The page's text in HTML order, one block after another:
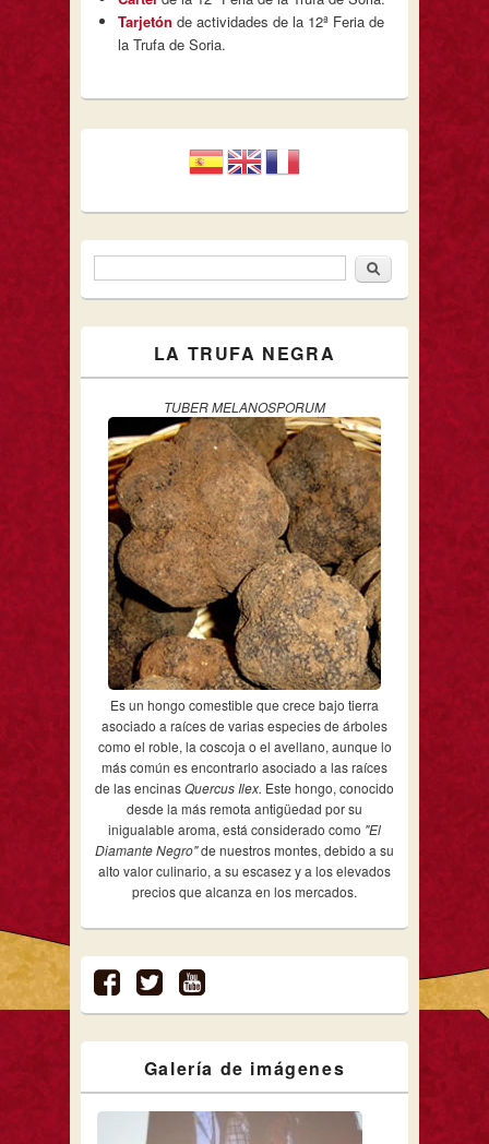
Tarjetón de actividades de la 12ª Feria de
la Trufa de Soria.
Formulario de búsquedaBuscar
LA TRUFA NEGRA
TUBER MELANOSPORUM
Es un hongo comestible que crece bajo tierra
asociado a raíces de varias especies de árboles
como el roble, la coscoja o el avellano, aunque lo
más común es encontrarlo asociado a las raíces
de las encinasQuercus Ilex. Este hongo, conocido
desde la más remota antigüedad por su
inigualable aroma, está considerado como "El
Diamante Negro"de nuestros montes, debido a su
alto valor culinario, a su escasez y a los elevados
precios que alcanza en los mercados.
Galería de imágenes